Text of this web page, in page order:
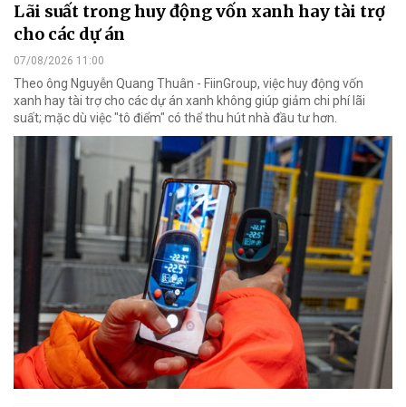
Lãi suất trong huy động vốn xanh hay tài trợ
cho các dự án
07/08/2026 11:00
Theo ông Nguyễn Quang Thuân - FiinGroup, việc huy động vốn
xanh hay tài trợ cho các dự án xanh không giúp giảm chi phí lãi
suất; mặc dù việc "tô điểm" có thể thu hút nhà đầu tư hơn.